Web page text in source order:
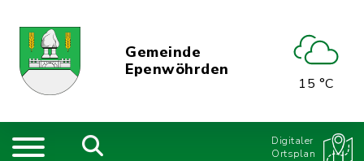
Gemeinde
Epenwöhrden
15 °C
Digitaler
Ortsplan